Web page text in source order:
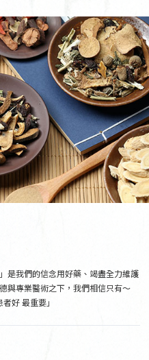
是我們的信念用好藥、竭盡全力維護
與專業醫術之下，我們相信只有～
好 最重要」